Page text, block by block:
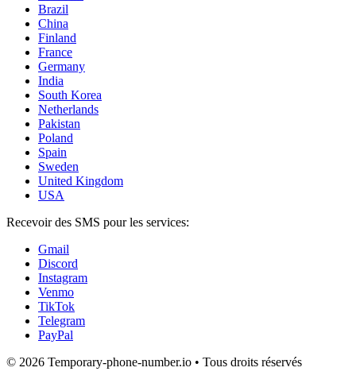
Brazil
China
Finland
France
Germany
India
South Korea
Netherlands
Pakistan
Poland
Spain
Sweden
United Kingdom
USA
Recevoir des SMS pour les services:
Gmail
Discord
Instagram
Venmo
TikTok
Telegram
PayPal
© 2026 Temporary-phone-number.io • Tous droits réservés